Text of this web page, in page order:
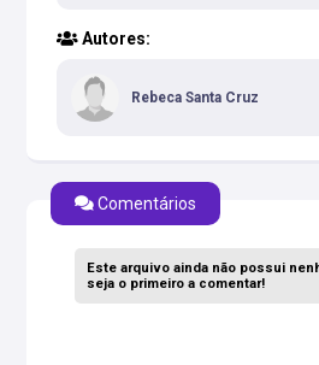
Autores:
Rebeca Santa Cruz
Comentários
Este arquivo ainda não possui
seja o primeiro a comentar!